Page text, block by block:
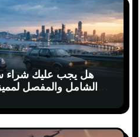
هل يجب عليك شراء
الشامل والمفصل